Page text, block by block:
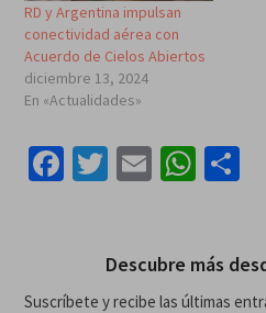
RD y Argentina impulsan
conectividad aérea con
Acuerdo de Cielos Abiertos
diciembre 13, 2024
En «Actualidades»
Facebook
Twitter
Email
Descubre más
Suscríbete y recibe las últimas